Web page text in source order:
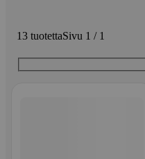
13 tuotettaSivu 1 / 1